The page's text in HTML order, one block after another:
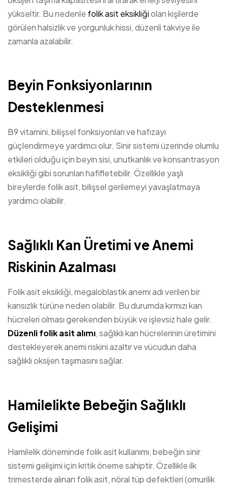
yükseltir. Bu nedenle folik asit eksikliğiolan kişilerde
görülen halsizlik ve yorgunluk hissi, düzenli takviye ile
zamanla azalabilir.
Beyin Fonksiyonlarının
Desteklenmesi
B9 vitamini, bilişsel fonksiyonları ve hafızayı
güçlendirmeye yardımcı olur. Sinir sistemi üzerinde olumlu
etkileri olduğu için beyin sisi, unutkanlık ve konsantrasyon
eksikliği gibi sorunları hafifletebilir. Özellikle yaşlı
bireylerde folik asit, bilişsel gerilemeyi yavaşlatmaya
yardımcı olabilir.
Sağlıklı Kan Üretimi ve Anemi
Riskinin Azalması
Folik asit eksikliği, megaloblastik anemi adı verilen bir
kansızlık türüne neden olabilir. Bu durumda kırmızı kan
hücreleri olması gerekenden büyük ve işlevsiz hale gelir.
Düzenli folik asit alımı, sağlıklı kan hücrelerinin üretimini
destekleyerek anemi riskini azaltır ve vücudun daha
sağlıklı oksijen taşımasını sağlar.
Hamilelikte Bebeğin Sağlıklı
Gelişimi
Hamilelik döneminde folik asit kullanımı, bebeğin sinir
sistemi gelişimi için kritik öneme sahiptir. Özellikle ilk
trimesterde alınan folik asit, nöral tüp defektleri (omurilik